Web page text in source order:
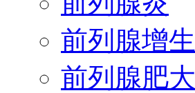
前列腺增生
前列腺肥大